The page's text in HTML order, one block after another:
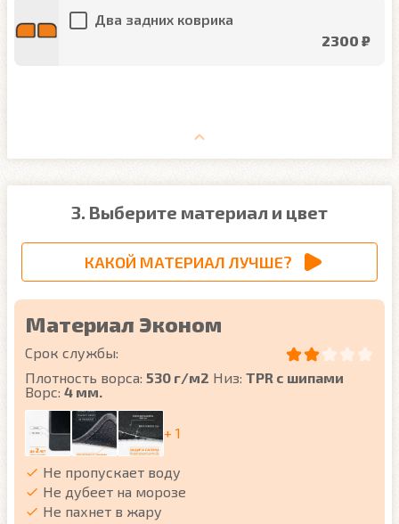
Два задних коврика
2300 ₽
3. Выберите материал и цвет
КАКОЙ МАТЕРИАЛ ЛУЧШЕ?
Материал Эконом
Срок службы:
Плотность ворса: 530 г/м2 Низ: TPR с шипами
Ворс: 4 мм.
+ 1
Не пропускает воду
Не дубеет на морозе
Не пахнет в жару